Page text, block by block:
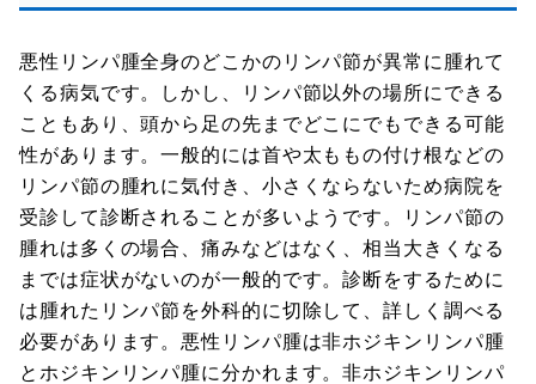
悪性リンパ腫全身のどこかのリンパ節が異常に腫れて
くる病気です。しかし、リンパ節以外の場所にできる
こともあり、頭から足の先までどこにでもできる可能
性があります。一般的には首や太ももの付け根などの
リンパ節の腫れに気付き、小さくならないため病院を
受診して診断されることが多いようです。リンパ節の
腫れは多くの場合、痛みなどはなく、相当大きくなる
までは症状がないのが一般的です。診断をするために
は腫れたリンパ節を外科的に切除して、詳しく調べる
必要があります。悪性リンパ腫は非ホジキンリンパ腫
とホジキンリンパ腫に分かれます。非ホジキンリンパ